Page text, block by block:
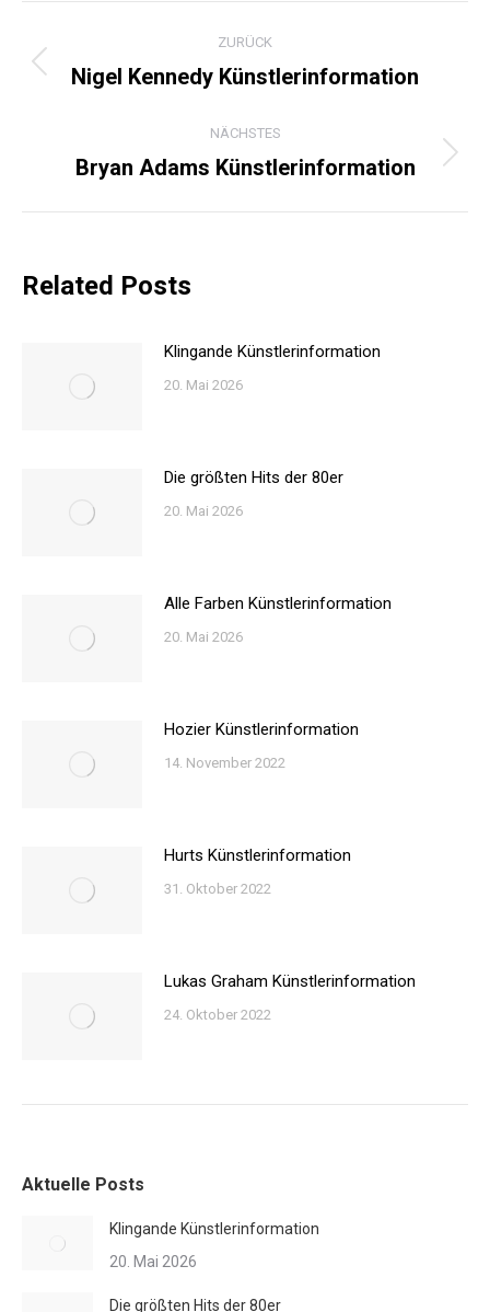
ZURÜCK
Vorheriger
Nigel Kennedy Künstlerinformation
NÄCHSTES
Nächster
Bryan Adams Künstlerinformation
Related Posts
Klingande Künstlerinformation
20. Mai 2026
Die größten Hits der 80er
20. Mai 2026
Alle Farben Künstlerinformation
20. Mai 2026
Hozier Künstlerinformation
14. November 2022
Hurts Künstlerinformation
31. Oktober 2022
Lukas Graham Künstlerinformation
24. Oktober 2022
Aktuelle Posts
Klingande Künstlerinformation
20. Mai 2026
Die größten Hits der 80er